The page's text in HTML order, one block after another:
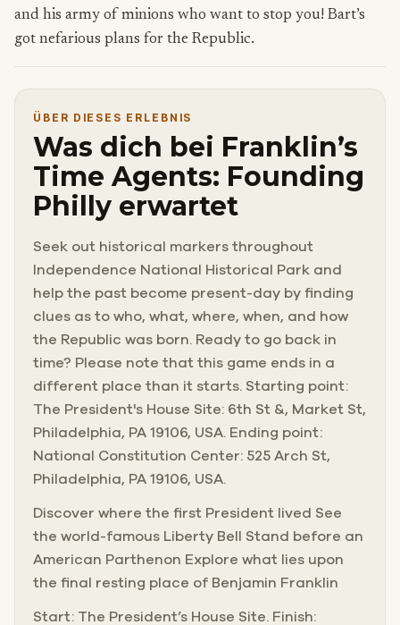
and his army of minions who want to stop you! Bart’s
got nefarious plans for the Republic.
ÜBER DIESES ERLEBNIS
Was dich bei Franklin’s
Time Agents: Founding
Philly erwartet
Seek out historical markers throughout
Independence National Historical Park and
help the past become present-day by finding
clues as to who, what, where, when, and how
the Republic was born. Ready to go back in
time? Please note that this game ends in a
different place than it starts. Starting point:
The President's House Site: 6th St &, Market St,
Philadelphia, PA 19106, USA. Ending point:
National Constitution Center: 525 Arch St,
Philadelphia, PA 19106, USA.
Discover where the first President lived See
the world-famous Liberty Bell Stand before an
American Parthenon Explore what lies upon
the final resting place of Benjamin Franklin
Start: The President’s House Site. Finish: